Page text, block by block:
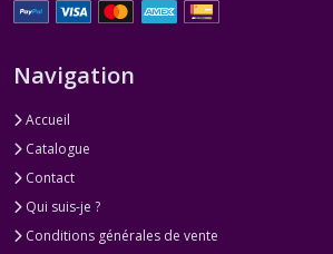
Navigation
Accueil
Catalogue
Contact
Qui suis-je ?
Conditions générales de vente